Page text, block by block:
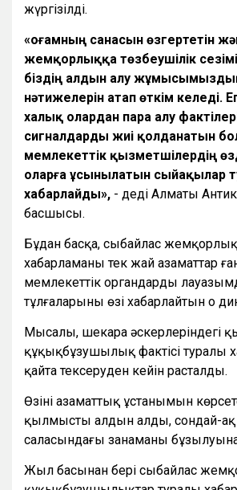
жүргізілді.
«Қоғамның санасын өзгертетін
жемқорлыққа төзбеушілік
біздің алдын алу
нәтижелерін атап өткім келеді.
халық олардан пара алу
сигналдарды жиі қолданатын
мемлекеттік қызметшілердің
оларға ұсынылатын сыйақылар
хабарлайды», - деді Алматы
басшысы.
Бұдан басқа, сыбайлас
хабарламаны тек жай азаматтар
мемлекеттік органдардың
тұлғаларының өзі хабарлайтын оң
Мысалы, шекара әскерлеріндегі
құқықбұзушылық фактісі туралы
қайта тексеруден кейін расталды.
Өзінің азаматтық ұстанымын
қылмыстың алдын алды, сондай-
саласындағы заңнаманың
Жыл басынан бері сыбайлас